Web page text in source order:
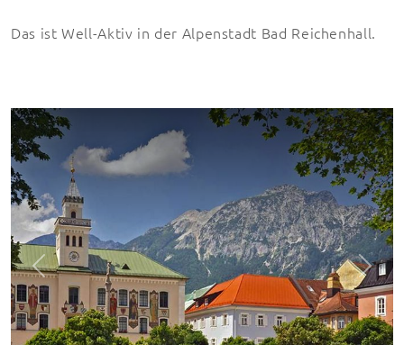
Das ist Well-Aktiv in der Alpenstadt Bad Reichenhall.
Previous Next